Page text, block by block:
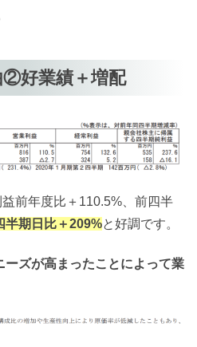
好業績＋増配
前年度比＋110.5%、前四半
半期日比＋209%と好調です。
ーズが高まったことによって業